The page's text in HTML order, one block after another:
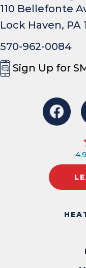
110 Bellefonte
Lock Haven, PA
570-962-0084
Sign Up for